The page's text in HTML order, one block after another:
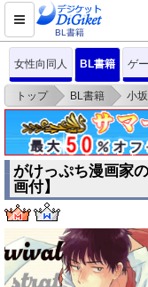
BL書籍
女性向同人 BL書籍 ゲ
トップ > BL書籍 > 小
がけっぷち漫画家の生存
がけっぷち漫画家
画付】